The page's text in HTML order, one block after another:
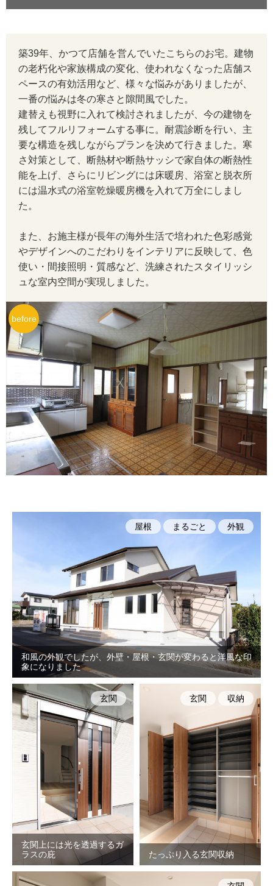
築39年、かつて店舗を営んでいたこちらのお宅。建物
の老朽化や家族構成の変化、使われなくなった店舗ス
ペースの有効活用など、様々な悩みがありましたが、
一番の悩みは冬の寒さと隙間風でした。
建替えも視野に入れて検討されましたが、今の建物を
残してフルリフォームする事に。耐震診断を行い、主
要な構造を残しながらプランを決めて行きました。寒
さ対策として、断熱材や断熱サッシで家自体の断熱性
能を上げ、さらにリビングには床暖房、浴室と脱衣所
には温水式の浴室乾燥暖房機を入れて万全にしまし
た。
また、お施主様が長年の海外生活で培われた色彩感覚
やデザインへのこだわりをインテリアに反映して、色
使い・間接照明・質感など、洗練されたスタイリッシ
ュな室内空間が実現しました。
和風の外観でしたが、外壁・屋根・玄関が変わると洋風な印
象になりました
屋根 まるごと 外観
玄関上には光を透過するガ
ラスの庇
玄関
たっぷり入る玄関収納
玄関 収納